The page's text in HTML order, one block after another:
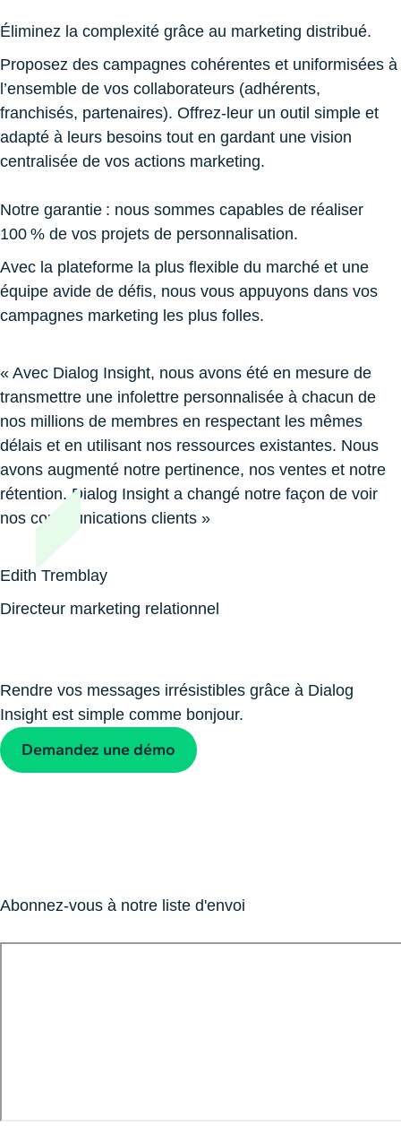
Éliminez la complexité grâce au marketing distribué.
Proposez des campagnes cohérentes et uniformisées à
l’ensemble de vos collaborateurs (adhérents,
franchisés, partenaires). Offrez-leur un outil simple et
adapté à leurs besoins tout en gardant une vision
centralisée de vos actions marketing.
Notre garantie : nous sommes capables de réaliser
100 % de vos projets de personnalisation.
Avec la plateforme la plus flexible du marché et une
équipe avide de défis, nous vous appuyons dans vos
campagnes marketing les plus folles.
« Avec Dialog Insight, nous avons été en mesure de
transmettre une infolettre personnalisée à chacun de
nos millions de membres en respectant les mêmes
délais et en utilisant nos ressources existantes. Nous
avons augmenté notre pertinence, nos ventes et notre
rétention. Dialog Insight a changé notre façon de voir
nos communications clients »
Edith Tremblay
Directeur marketing relationnel
Rendre vos messages irrésistibles grâce à Dialog
Insight est simple comme bonjour.
Demandez une démo
Abonnez-vous à notre liste d'envoi